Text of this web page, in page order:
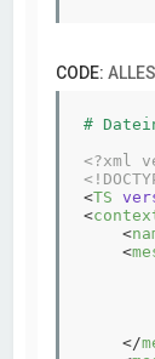
CODE:
#
<?xml
<TS
<
<
<
</